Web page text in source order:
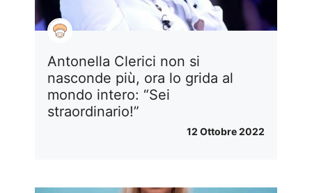
Antonella Clerici non si
nasconde più, ora lo grida al
mondo intero: “Sei
straordinario!”
12 Ottobre 2022